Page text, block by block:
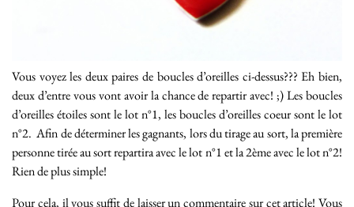
Vous voyez les deux paires de boucles d’oreilles ci-dessus??? Eh bien,
deux d’entre vous vont avoir la chance de repartir avec! ;) Les boucles
d’oreilles étoiles sont le lot n°1, les boucles d’oreilles coeur sont le lot
n°2. Afin de déterminer les gagnants, lors du tirage au sort, la première
personne tirée au sort repartira avec le lot n°1 et la 2ème avec le lot n°2!
Rien de plus simple!
Pour cela, il vous suffit de laisser un commentaire sur cet article! Vous